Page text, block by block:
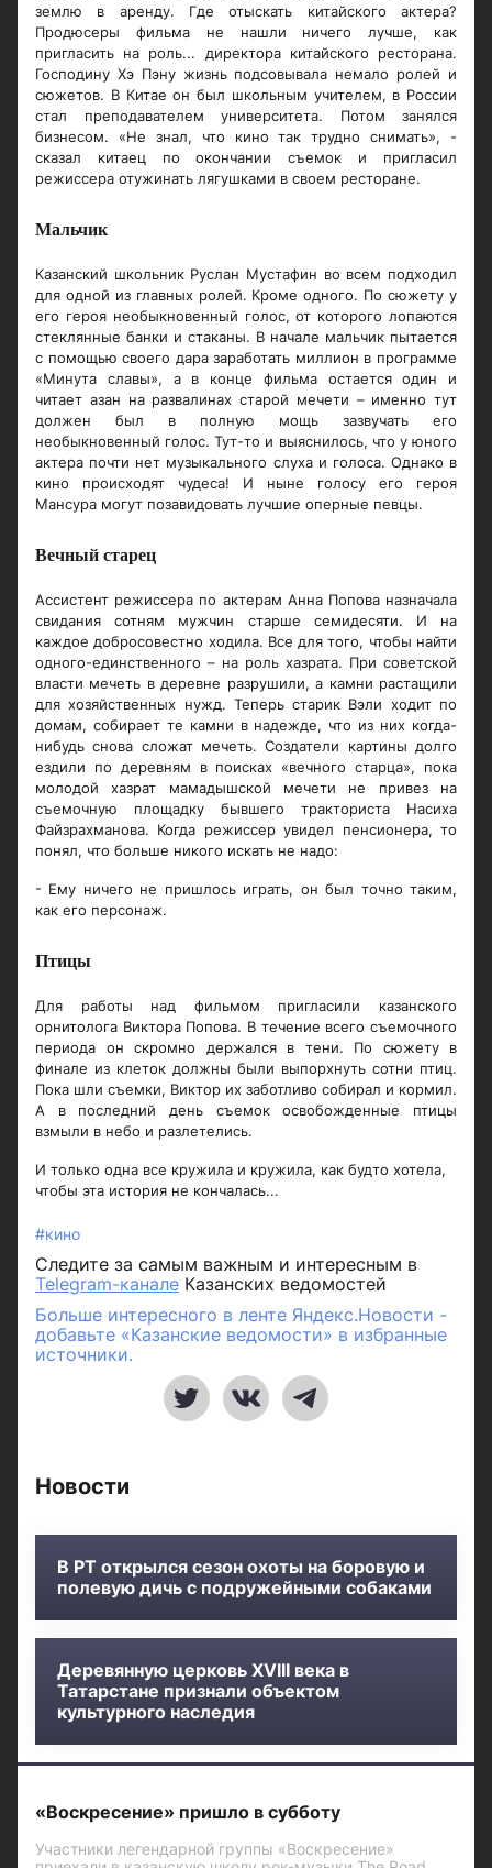
землю в аренду. Где отыскать китайского актера?
Продюсеры фильма не нашли ничего лучше, как
пригласить на роль... директора китайского ресторана.
Господину Хэ Пэну жизнь подсовывала немало ролей и
сюжетов. В Китае он был школьным учителем, в России
стал преподавателем университета. Потом занялся
бизнесом. «Не знал, что кино так трудно снимать», -
сказал китаец по окончании съемок и пригласил
режиссера отужинать лягушками в своем ресторане.
Мальчик
Казанский школьник Руслан Мустафин во всем подходил
для одной из главных ролей. Кроме одного. По сюжету у
его героя необыкновенный голос, от которого лопаются
стеклянные банки и стаканы. В начале мальчик пытается
с помощью своего дара заработать миллион в программе
«Минута славы», а в конце фильма остается один и
читает азан на развалинах старой мечети – именно тут
должен был в полную мощь зазвучать его
необыкновенный голос. Тут-то и выяснилось, что у юного
актера почти нет музыкального слуха и голоса. Однако в
кино происходят чудеса! И ныне голосу его героя
Мансура могут позавидовать лучшие оперные певцы.
Вечный старец
Ассистент режиссера по актерам Анна Попова назначала
свидания сотням мужчин старше семидесяти. И на
каждое добросовестно ходила. Все для того, чтобы найти
одного-единственного – на роль хазрата. При советской
власти мечеть в деревне разрушили, а камни растащили
для хозяйственных нужд. Теперь старик Вэли ходит по
домам, собирает те камни в надежде, что из них когда-
нибудь снова сложат мечеть. Создатели картины долго
ездили по деревням в поисках «вечного старца», пока
молодой хазрат мамадышской мечети не привез на
съемочную площадку бывшего тракториста Насиха
Файзрахманова. Когда режиссер увидел пенсионера, то
понял, что больше никого искать не надо:
- Ему ничего не пришлось играть, он был точно таким,
как его персонаж.
Птицы
Для работы над фильмом пригласили казанского
орнитолога Виктора Попова. В течение всего съемочного
периода он скромно держался в тени. По сюжету в
финале из клеток должны были выпорхнуть сотни птиц.
Пока шли съемки, Виктор их заботливо собирал и кормил.
А в последний день съемок освобожденные птицы
взмыли в небо и разлетелись.
И только одна все кружила и кружила, как будто хотела,
чтобы эта история не кончалась...
#кино
Следите за самым важным и интересным в
Telegram-канале Казанских ведомостей
Больше интересного в ленте Яндекс.Новости -
добавьте «Казанские ведомости» в избранные
источники.
Новости
В РТ открылся сезон охоты на боровую и
полевую дичь с подружейными собаками
Деревянную церковь XVIII века в
Татарстане признали объектом
культурного наследия
«Воскресение» пришло в субботу
Участники легендарной группы «Воскресение»